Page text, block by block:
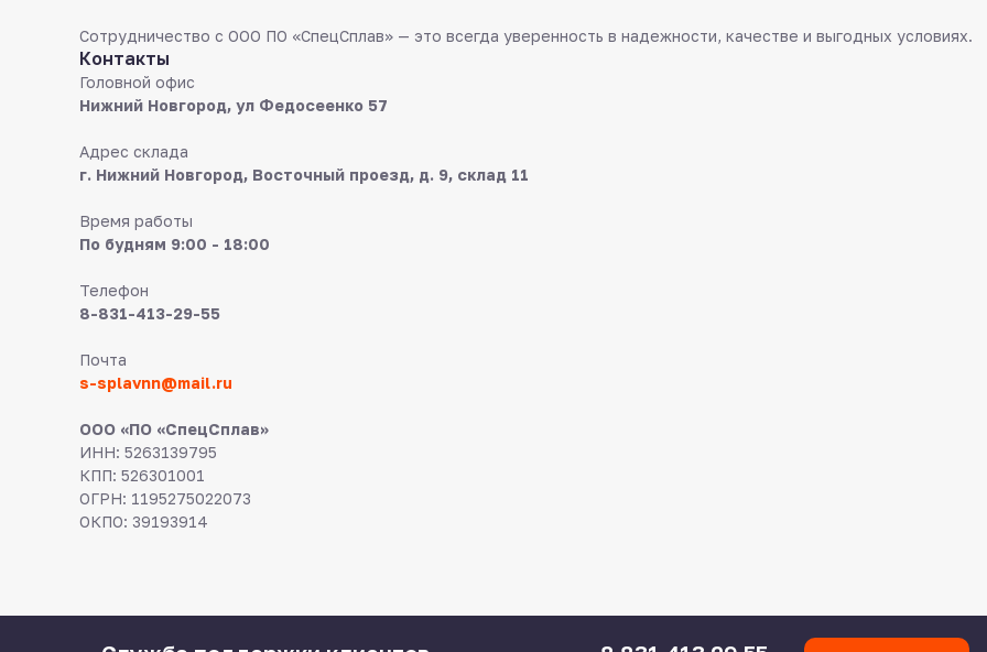
Сотрудничество с ООО ПО «СпецСплав» — это всегда уверенность в надежности, качестве и выгодных условиях.
Контакты
Головной офис
Нижний Новгород, ул Федосеенко 57
Адрес склада
г. Нижний Новгород, Восточный проезд, д. 9, склад 11
Время работы
По будням 9:00 - 18:00
Телефон
8-831-413-29-55
Почта
s-splavnn@mail.ru
ООО «ПО «СпецСплав»
ИНН: 5263139795
КПП: 526301001
ОГРН: 1195275022073
ОКПО: 39193914